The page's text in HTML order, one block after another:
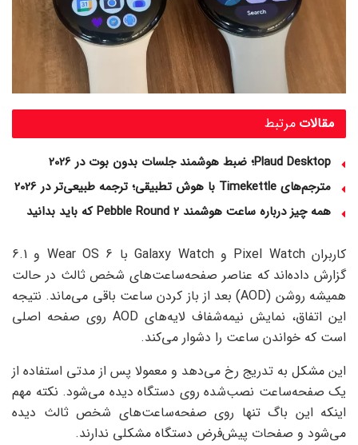
مرتبط مقالات
Plaud Desktop؛ ضبط هوشمند جلسات بدون بوت در 2026
مترجم‌های Timekettle با هوش تطبیقی؛ ترجمه طبیعی‌تر در 2026
همه چیز درباره ساعت هوشمند Pebble Round 2 که باید بدانید
کاربران Pixel Watch و Galaxy Watch با Wear OS 6 و 6.1
گزارش داده‌اند که عناصر صفحه‌ساعت‌های شخص ثالث در حالت
همیشه روشن (AOD) بعد از باز کردن ساعت باقی می‌ماند. نتیجه
این اتفاق، نمایش نیمه‌شفاف لایه‌های AOD روی صفحه اصلی
است که خواندن ساعت را دشوار می‌کند.
این مشکل به تدریج رخ می‌دهد و معمولا پس از مدتی استفاده از
یک صفحه‌ساعت نصب‌شده روی دستگاه دیده می‌شود. نکته مهم
اینکه این باگ تنها روی صفحه‌ساعت‌های شخص ثالث دیده
می‌شود و صفحات پیش‌فرض دستگاه مشکلی ندارند.